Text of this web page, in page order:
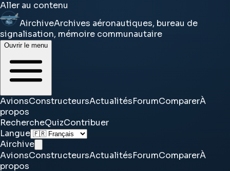
Aller au contenu
AirchiveArchives aéronautiques, bureau de
signalisation, mémoire communautaire
Ouvrir le menu
AvionsConstructeursActualitésForumComparerÀ
propos
RechercheQuizContribuer
Langue
Airchive
AvionsConstructeursActualitésForumComparerÀ
propos